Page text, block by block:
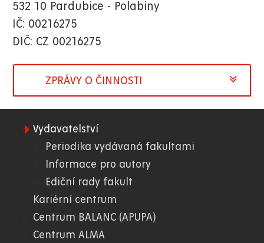
532 10 Pardubice - Polabiny
IČ: 00216275
DIČ: CZ 00216275
ZPRÁVY O ČINNOSTI
WWW
Vydavatelství
Periodika vydávaná fakultami
Informace pro autory
Ediční rady fakult
Kariérní centrum
Centrum BALANC (APUPA)
Centrum ALMA